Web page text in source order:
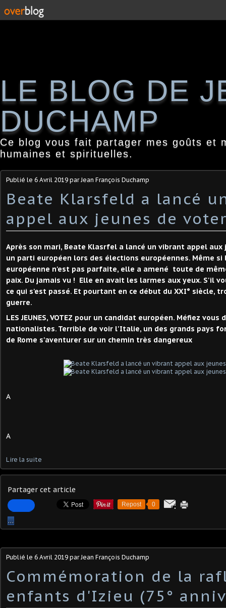
LE BLOG DE
DUCHAMP
Ce blog vous fait partager mes goûts et
humaines et spirituelles.
Publié le 6 Avril 2019 par Jean François Duchamp
Beate Klarsfeld a lancé
appel aux jeunes de
Après son mari, Beate Klasrfel a lancé un vibrant appel
un parti européen lors des élections européennes. Même
européenne n'est pas parfaite, elle a amené toute de
paix. Du jamais vu ! Elle en avait les larmes aux yeux. S'il
ce qui s'est passé. Et pourtant en ce début du XXI° siècle,
guerre.
LES JEUNES, VOTEZ pour un candidat européen. Méfiez vous
nationalistes. Terrible de voir l'Italie, un des grands pays
de Rome s'aventurer sur un chemin très dangereux
A
A
Lire la suite
Partager cet article
Repost 0
…
Publié le 6 Avril 2019 par Jean François Duchamp
Commémoration de la
enfants d'Izieu (75°